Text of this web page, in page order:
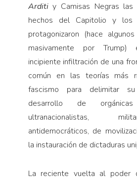
Arditiy Camisas Negras las
hechos del Capitolio y
protagonizaron (hace
masivamente por Trump)
incipiente infiltración de una
común en las teorías más
fascismo para delimitar
desarrollo de
ultranacionalistas,
antidemocráticos, de
la instauración de dictaduras
La reciente vuelta al poder